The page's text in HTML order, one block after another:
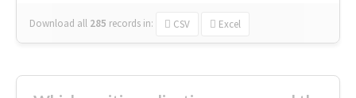
Download all 285 records in: CSV Excel